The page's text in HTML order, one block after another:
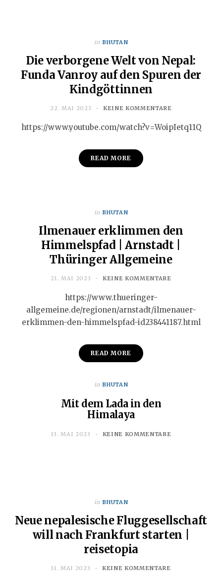
in BHUTAN
Die verborgene Welt von Nepal:
Funda Vanroy auf den Spuren der
Kindgöttinnen
22. MAI 2023 KEINE KOMMENTARE
https://www.youtube.com/watch?v=WoipIetq11Q
READ MORE
in BHUTAN
Ilmenauer erklimmen den
Himmelspfad | Arnstadt |
Thüringer Allgemeine
21. MAI 2023 KEINE KOMMENTARE
https://www.thueringer-
allgemeine.de/regionen/arnstadt/ilmenauer-
erklimmen-den-himmelspfad-id238441187.html
READ MORE
in BHUTAN
Mit dem Lada in den
Himalaya
13. MAI 2023 KEINE KOMMENTARE
in BHUTAN
Neue nepalesische Fluggesellschaft
will nach Frankfurt starten |
reisetopia
11. MAI 2023 KEINE KOMMENTARE